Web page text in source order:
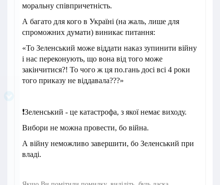
моральну співпричетність.
А багато для кого в Україні (на жаль, лише для
спроможних думати) виникає питання:
«То Зеленський може віддати наказ зупинити війну
і нас переконують, що вона від того може
закінчитися?! То чого ж ця по.гань досі всі 4 роки
того приказу не віддавала???»
❗️Зеленський - це катастрофа, з якої немає виходу.
Вибори не можна провести, бо війна.
А війну неможливо завершити, бо Зеленський при
владі.